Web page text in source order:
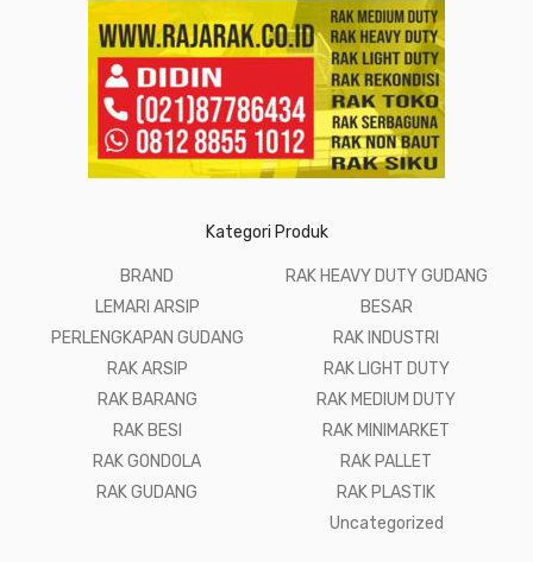
Kategori Produk
BRAND
LEMARI ARSIP
PERLENGKAPAN GUDANG
RAK ARSIP
RAK BARANG
RAK BESI
RAK GONDOLA
RAK GUDANG
RAK HEAVY DUTY GUDANG
BESAR
RAK INDUSTRI
RAK LIGHT DUTY
RAK MEDIUM DUTY
RAK MINIMARKET
RAK PALLET
RAK PLASTIK
Uncategorized